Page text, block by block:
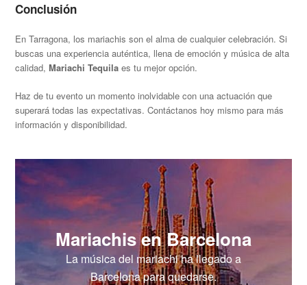
Conclusión
En Tarragona, los mariachis son el alma de cualquier celebración. Si
buscas una experiencia auténtica, llena de emoción y música de alta
calidad,Mariachi Tequila es tu mejor opción.
Haz de tu evento un momento inolvidable con una actuación que
superará todas las expectativas. Contáctanos hoy mismo para más
información y disponibilidad.
Mariachis en Barcelona
La música del mariachi ha llegado a
Barcelona para quedarse.